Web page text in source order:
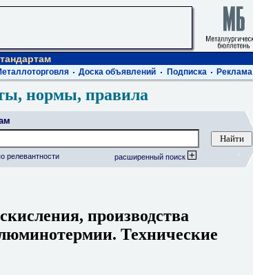
Доска объявлений Подписка Реклама
нормы, правила
релевантности расширенный поиск
производства
Технические